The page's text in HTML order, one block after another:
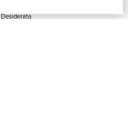
Desiderata